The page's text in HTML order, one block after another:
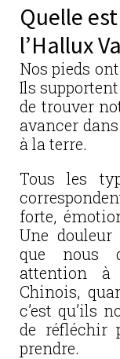
Quelle
l’Hallux
Nos pieds
Ils
de trouver
avancer
à la terre.
Tous les
forte,
Une
que nous
attention
Chinois,
c’est qu’ils
de réfléchir
prendre.